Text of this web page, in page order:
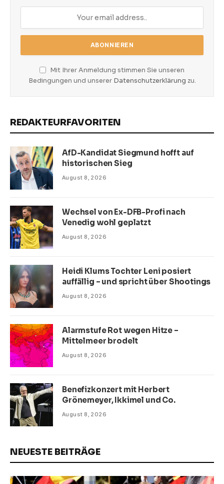
Mit Ihrer Anmeldung stimmen Sie unseren
Bedingungen und unserer Datenschutzerklärung zu.
REDAKTEURFAVORITEN
AfD-Kandidat Siegmund hofft auf
historischen Sieg
August 8, 2026
Wechsel von Ex-DFB-Profi nach
Venedig wohl geplatzt
August 8, 2026
Heidi Klums Tochter Leni posiert
auffällig – und spricht über Shootings
August 8, 2026
Alarmstufe Rot wegen Hitze –
Mittelmeer brodelt
August 8, 2026
Benefizkonzert mit Herbert
Grönemeyer, Ikkimel und Co.
August 8, 2026
NEUESTE BEITRÄGE